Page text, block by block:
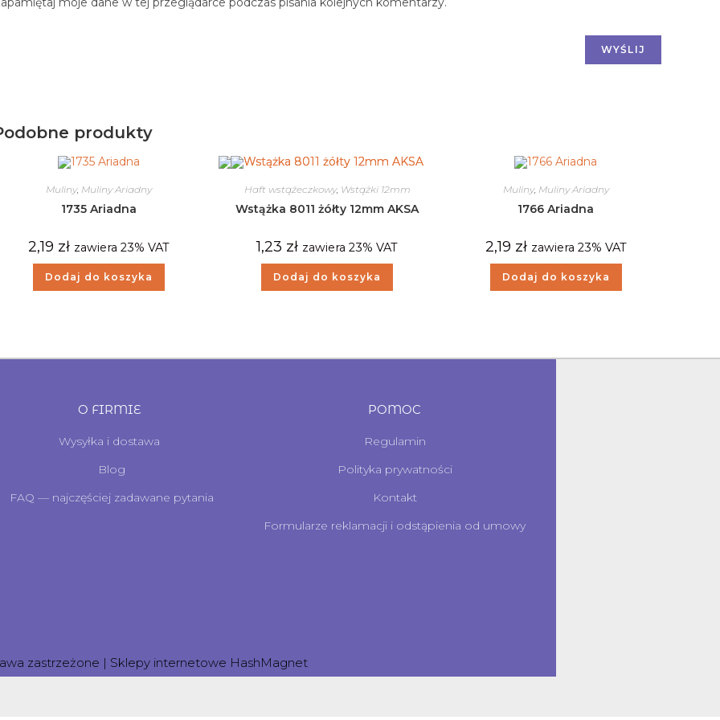
produkty
Muliny, Muliny Ariadny
1735 Ariadna
2,19 zł zawiera 23% VAT
Dodaj do koszyka
Haft wstążeczkowy, Wstążki 12mm
Wstążka 8011 żółty 12mm AKSA
1,23 zł zawiera 23% VAT
Dodaj do koszyka
Muliny, Muliny Ariadny
1766 Ariadna
2,19 zł zawiera 23% VAT
Dodaj do koszyka
O FIRMIE
Wysyłka i dostawa
Blog
FAQ — najczęściej zadawane pytania
POMOC
Regulamin
Polityka prywatności
Kontakt
Formularze reklamacji i odstąpienia od umowy
zastrzeżone | Sklepy internetowe HashMagnet